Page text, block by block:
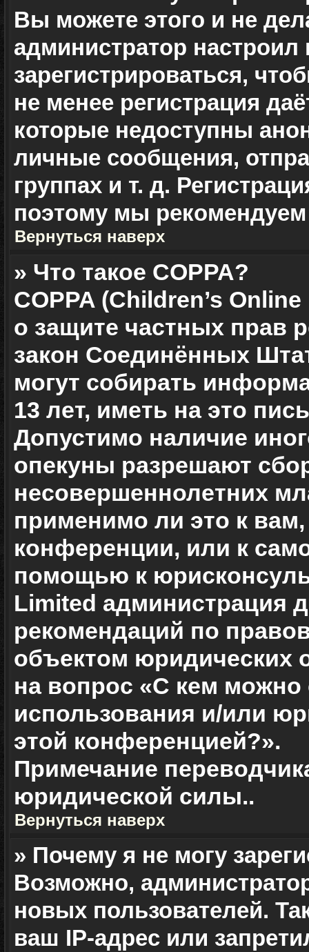
Вы можете этого и не
администратор
зарегистрироваться,
не менее регистрация
которые недоступны
личные сообщения,
группах и т. д.
поэтому мы рекомендуем
Вернуться наверх
» Что такое COPPA?
COPPA (Children’s
о защите частных прав
закон Соединённых
могут собирать
13 лет, иметь на это
Допустимо наличие
опекуны разрешают
несовершеннолетних
применимо ли это к
конференции, или к
помощью к
Limited администрация
рекомендаций по
объектом юридических
на вопрос «С кем можно
использования и/или
этой конференцией?».
Примечание
юридической силы..
Вернуться наверх
» Почему я не могу
Возможно,
новых пользователей.
ваш IP-адрес или